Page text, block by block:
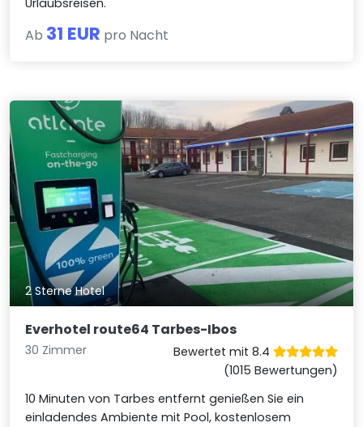
Urlaubsreisen.
Ab 31 EUR pro Nacht
2 Sterne Hotel
Everhotel route64 Tarbes-Ibos
30 Zimmer
Bewertet mit 8.4
(1015 Bewertungen)
10 Minuten von Tarbes entfernt genießen Sie ein
einladendes Ambiente mit Pool, kostenlosem